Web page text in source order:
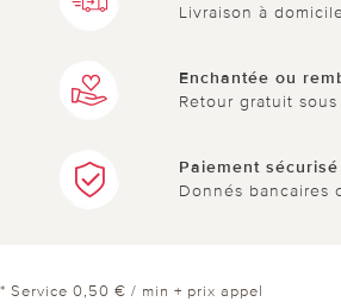
Livraison à
Enchantée ou
Retour gratuit sous
Paiement sécurisé
Donnés bancaires
* Service 0,50 € / min + prix appel